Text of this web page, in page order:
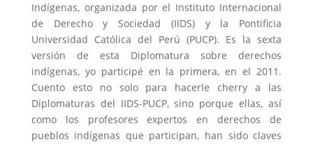
Indígenas, organizada por el Instituto Internacional
de Derecho y Sociedad (IIDS) y la Pontificia
Universidad Católica del Perú (PUCP). Es la sexta
versión de esta Diplomatura sobre derechos
indígenas, yo participé en la primera, en el 2011.
Cuento esto no solo para hacerle cherry a las
Diplomaturas del IIDS-PUCP, sino porque ellas, así
como los profesores expertos en derechos de
pueblos indígenas que participan, han sido claves